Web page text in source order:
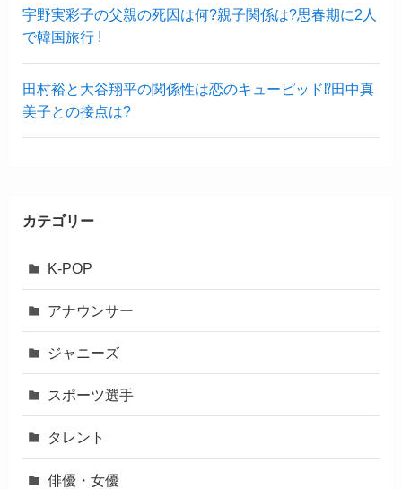
宇野実彩子の父親の死因は何?親子関係は?思春期に2人
で韓国旅行 !
田村裕と大谷翔平の関係性は恋のキューピッド⁉︎田中真
美子との接点は?
カテゴリー
K-POP
アナウンサー
ジャニーズ
スポーツ選手
タレント
俳優・女優